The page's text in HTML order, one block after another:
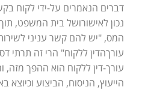
דברים הנאמרים על-ידי לקוח
נכון לאישורושל בית המשפט,
המס, "יש להם קשר עניני
עורךהדין ללקוח" הרי זה תרתי
עורך-דין ללקוח הוא ההפך מזה,
הייעוץ, הניסוח, הביצוע וכיוצא